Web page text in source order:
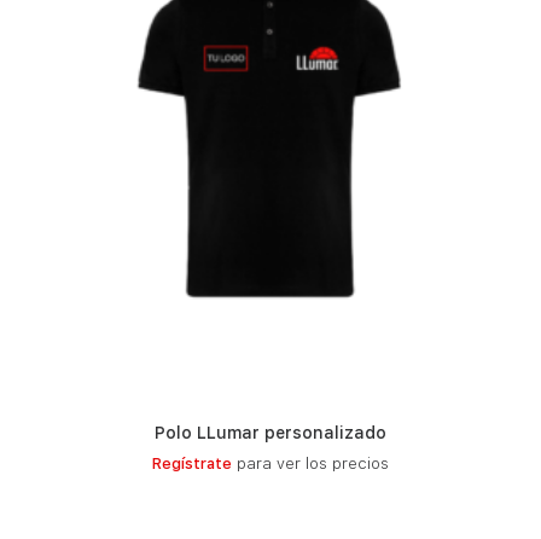
Polo LLumar personalizado
Regístrate para ver los precios